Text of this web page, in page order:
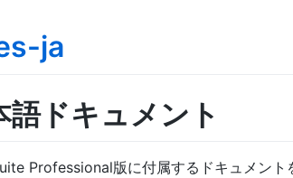
ja
ドキュメント
Professional版に付属するドキュメント